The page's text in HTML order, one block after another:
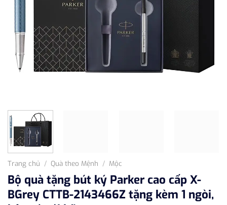
Trang chủ / Quà theo Mệnh / Mộc
Bộ quà tặng bút ký Parker cao cấp X-
BGrey CTTB-2143466Z tặng kèm 1 ngòi,